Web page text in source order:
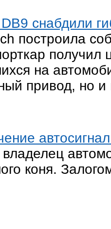
снабдили
построила
на
привод, но и
коня.